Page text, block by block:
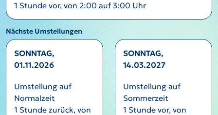
1 Stunde vor, von 2:00 auf 3:00 Uhr
Nächste Umstellungen
SONNTAG,
01.11.2026
Umstellung auf
Normalzeit
1 Stunde zurück, von
SONNTAG,
14.03.2027
Umstellung auf
Sommerzeit
1 Stunde vor, von